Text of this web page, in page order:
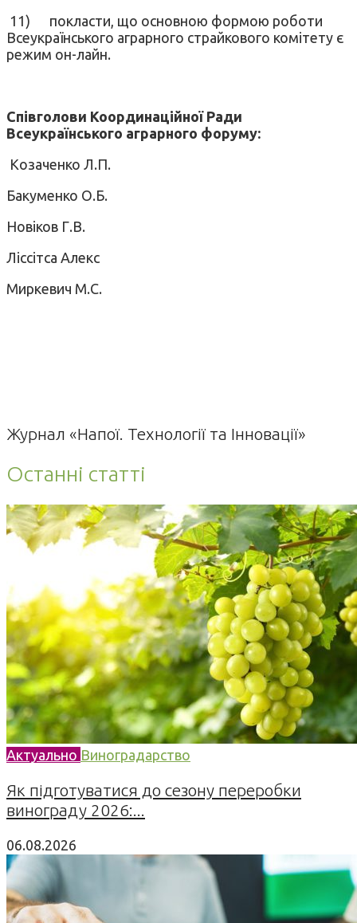
11) покласти, що основною формою роботи
Всеукраїнського аграрного страйкового комітету є
режим он-лайн.
Співголови Координаційної Ради
Всеукраїнського аграрного форуму:
Козаченко Л.П.
Бакуменко О.Б.
Новіков Г.В.
Ліссітса Алекс
Миркевич М.С.
Журнал «Напої. Технології та Інновації»
Останні статті
Актуально Виноградарство
Як підготуватися до сезону переробки
винограду 2026:...
06.08.2026